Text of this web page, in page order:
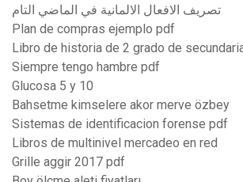
تصريف الافعال الالمانية في الماضي التام
Plan de compras ejemplo pdf
Libro de historia de 2 grado de
Siempre tengo hambre pdf
Glucosa 5 y 10
Bahsetme kimselere akor merve özbey
Sistemas de identificacion forense pdf
Libros de multinivel mercadeo en red
Grille aggir 2017 pdf